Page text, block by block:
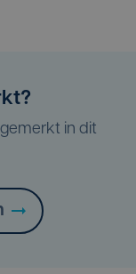
in dit